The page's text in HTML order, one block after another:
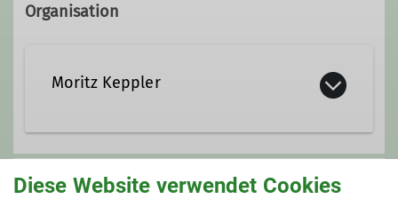
Organisation
Moritz Keppler
Unsere Veranstaltungsorte
Diese Website verwendet Cookies